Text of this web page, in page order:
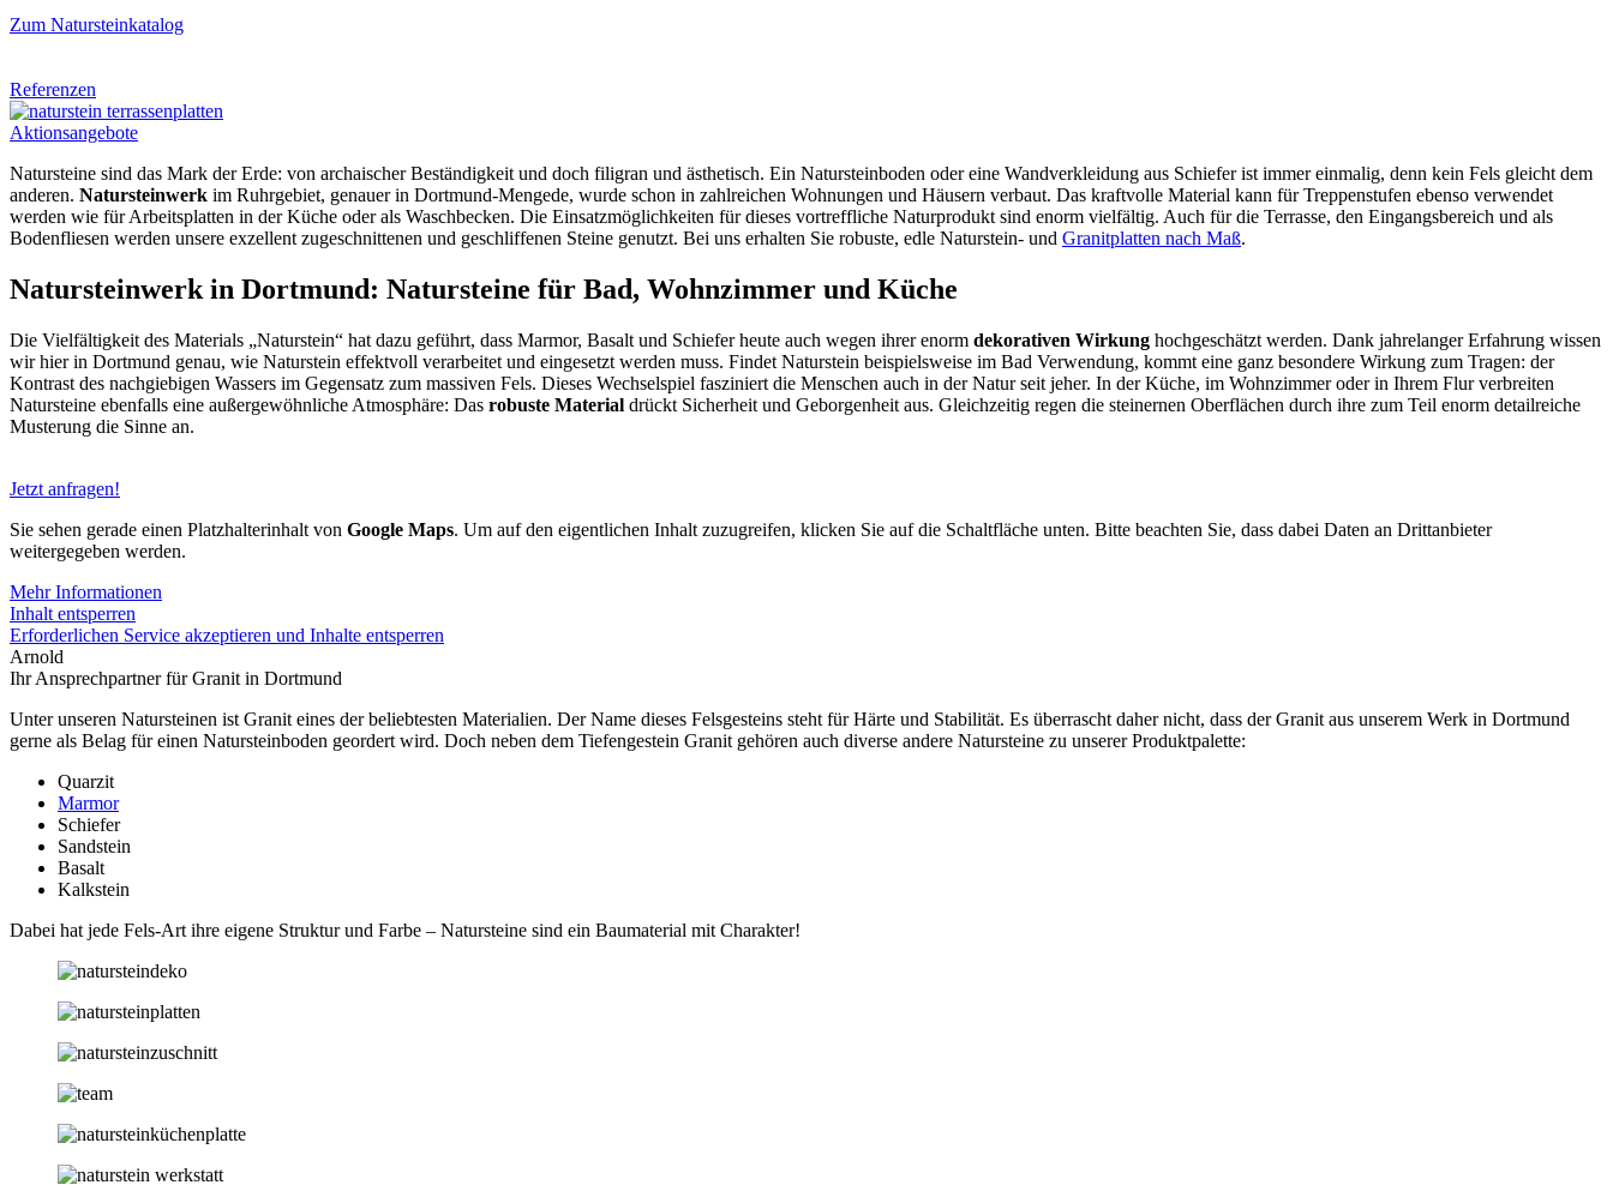
Zum Natursteinkatalog
Referenzen
Aktionsangebote
Natursteine sind das Mark der Erde: von archaischer Beständigkeit und doch filigran und ästhetisch. Ein Natursteinboden oder eine Wandverkleidung aus Schiefer ist immer einmalig, denn kein Fels gleicht dem
anderen. Natursteinwerk im Ruhrgebiet, genauer in Dortmund-Mengede, wurde schon in zahlreichen Wohnungen und Häusern verbaut. Das kraftvolle Material kann für Treppenstufen ebenso verwendet
werden wie für Arbeitsplatten in der Küche oder als Waschbecken. Die Einsatzmöglichkeiten für dieses vortreffliche Naturprodukt sind enorm vielfältig. Auch für die Terrasse, den Eingangsbereich und als
Bodenfliesen werden unsere exzellent zugeschnittenen und geschliffenen Steine genutzt. Bei uns erhalten Sie robuste, edle Naturstein- und Granitplatten nach Maß.
Natursteinwerk in Dortmund: Natursteine für Bad, Wohnzimmer und Küche
Die Vielfältigkeit des Materials „Naturstein“ hat dazu geführt, dass Marmor, Basalt und Schiefer heute auch wegen ihrer enorm dekorativen Wirkung hochgeschätzt werden. Dank jahrelanger Erfahrung wissen
wir hier in Dortmund genau, wie Naturstein effektvoll verarbeitet und eingesetzt werden muss. Findet Naturstein beispielsweise im Bad Verwendung, kommt eine ganz besondere Wirkung zum Tragen: der
Kontrast des nachgiebigen Wassers im Gegensatz zum massiven Fels. Dieses Wechselspiel fasziniert die Menschen auch in der Natur seit jeher. In der Küche, im Wohnzimmer oder in Ihrem Flur verbreiten
Natursteine ebenfalls eine außergewöhnliche Atmosphäre: Das robuste Material drückt Sicherheit und Geborgenheit aus. Gleichzeitig regen die steinernen Oberflächen durch ihre zum Teil enorm detailreiche
Musterung die Sinne an.
Jetzt anfragen!
Sie sehen gerade einen Platzhalterinhalt von Google Maps. Um auf den eigentlichen Inhalt zuzugreifen, klicken Sie auf die Schaltfläche unten. Bitte beachten Sie, dass dabei Daten an Drittanbieter
weitergegeben werden.
Mehr Informationen
Inhalt entsperren
Erforderlichen Service akzeptieren und Inhalte entsperren
Arnold
Ihr Ansprechpartner für Granit in Dortmund
Unter unseren Natursteinen ist Granit eines der beliebtesten Materialien. Der Name dieses Felsgesteins steht für Härte und Stabilität. Es überrascht daher nicht, dass der Granit aus unserem Werk in Dortmund
gerne als Belag für einen Natursteinboden geordert wird. Doch neben dem Tiefengestein Granit gehören auch diverse andere Natursteine zu unserer Produktpalette:
Quarzit
Marmor
Schiefer
Sandstein
Basalt
Kalkstein
Dabei hat jede Fels-Art ihre eigene Struktur und Farbe – Natursteine sind ein Baumaterial mit Charakter!